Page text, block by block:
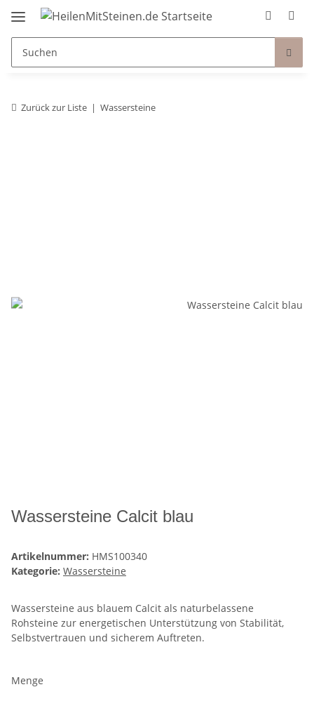
Zurück zur Liste Wassersteine
Wassersteine Calcit blau
Artikelnummer: HMS100340
Kategorie: Wassersteine
Wassersteine aus blauem Calcit als naturbelassene
Rohsteine zur energetischen Unterstützung von Stabilität,
Selbstvertrauen und sicherem Auftreten.
Menge